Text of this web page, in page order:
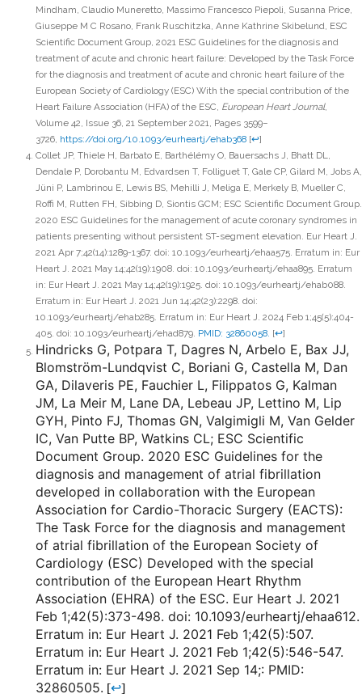
Mindham, Claudio Muneretto, Massimo Francesco Piepoli, Susanna Price,
Giuseppe M C Rosano, Frank Ruschitzka, Anne Kathrine Skibelund, ESC
Scientific Document Group, 2021 ESC Guidelines for the diagnosis and
treatment of acute and chronic heart failure: Developed by the Task Force
for the diagnosis and treatment of acute and chronic heart failure of the
European Society of Cardiology (ESC) With the special contribution of the
Heart Failure Association (HFA) of the ESC, European Heart Journal,
Volume 42, Issue 36, 21 September 2021, Pages 3599–
3726, https://doi.org/10.1093/eurheartj/ehab368[↩]
Collet JP, Thiele H, Barbato E, Barthélémy O, Bauersachs J, Bhatt DL,
Dendale P, Dorobantu M, Edvardsen T, Folliguet T, Gale CP, Gilard M, Jobs A,
Jüni P, Lambrinou E, Lewis BS, Mehilli J, Meliga E, Merkely B, Mueller C,
Roffi M, Rutten FH, Sibbing D, Siontis GCM; ESC Scientific Document Group.
2020 ESC Guidelines for the management of acute coronary syndromes in
patients presenting without persistent ST-segment elevation. Eur Heart J.
2021 Apr 7;42(14):1289-1367. doi: 10.1093/eurheartj/ehaa575. Erratum in: Eur
Heart J. 2021 May 14;42(19):1908. doi: 10.1093/eurheartj/ehaa895. Erratum
in: Eur Heart J. 2021 May 14;42(19):1925. doi: 10.1093/eurheartj/ehab088.
Erratum in: Eur Heart J. 2021 Jun 14;42(23):2298. doi:
10.1093/eurheartj/ehab285. Erratum in: Eur Heart J. 2024 Feb 1;45(5):404-
405. doi: 10.1093/eurheartj/ehad879. PMID: 32860058. [↩]
Hindricks G, Potpara T, Dagres N, Arbelo E, Bax JJ,
Blomström-Lundqvist C, Boriani G, Castella M, Dan
GA, Dilaveris PE, Fauchier L, Filippatos G, Kalman
JM, La Meir M, Lane DA, Lebeau JP, Lettino M, Lip
GYH, Pinto FJ, Thomas GN, Valgimigli M, Van Gelder
IC, Van Putte BP, Watkins CL; ESC Scientific
Document Group. 2020 ESC Guidelines for the
diagnosis and management of atrial fibrillation
developed in collaboration with the European
Association for Cardio-Thoracic Surgery (EACTS):
The Task Force for the diagnosis and management
of atrial fibrillation of the European Society of
Cardiology (ESC) Developed with the special
contribution of the European Heart Rhythm
Association (EHRA) of the ESC. Eur Heart J. 2021
Feb 1;42(5):373-498. doi: 10.1093/eurheartj/ehaa612.
Erratum in: Eur Heart J. 2021 Feb 1;42(5):507.
Erratum in: Eur Heart J. 2021 Feb 1;42(5):546-547.
Erratum in: Eur Heart J. 2021 Sep 14;: PMID:
32860505. [↩]